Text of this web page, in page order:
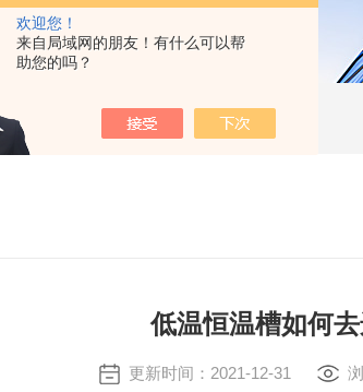
欢迎您！
来自局域网的朋友！有什么可以帮
助您的吗？
低温恒温槽如何
更新时间：2021-12-31